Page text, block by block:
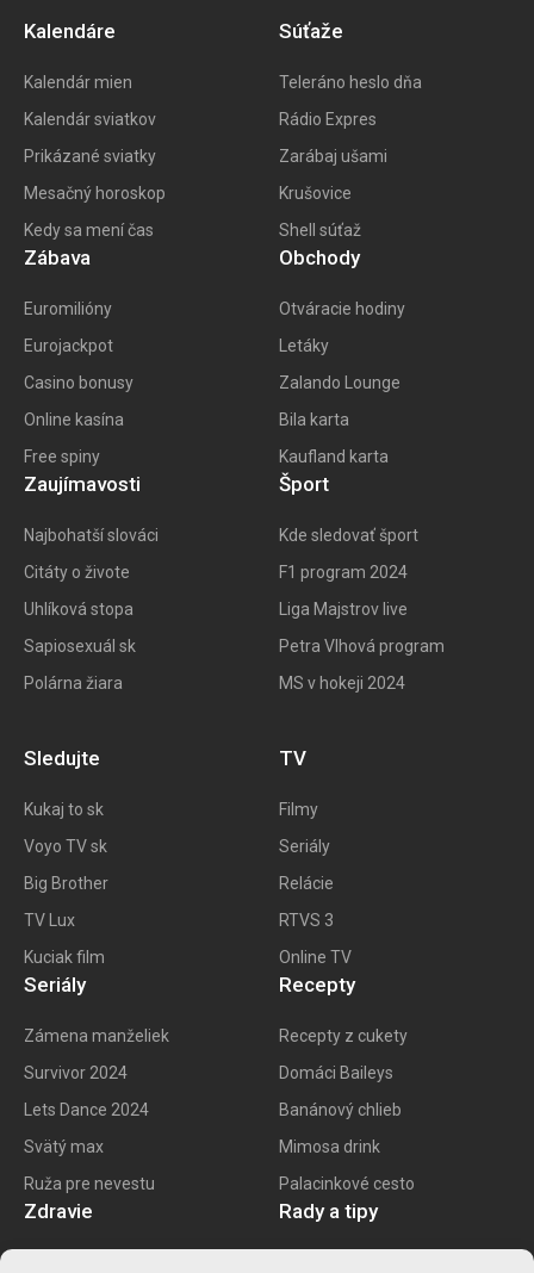
Kalendáre
Kalendár mien
Kalendár sviatkov
Prikázané sviatky
Mesačný horoskop
Kedy sa mení čas
Súťaže
Teleráno heslo dňa
Rádio Expres
Zarábaj ušami
Krušovice
Shell súťaž
Zábava
Euromilióny
Eurojackpot
Casino bonusy
Online kasína
Free spiny
Obchody
Otváracie hodiny
Letáky
Zalando Lounge
Bila karta
Kaufland karta
Zaujímavosti
Najbohatší slováci
Citáty o živote
Uhlíková stopa
Sapiosexuál sk
Polárna žiara
Šport
Kde sledovať šport
F1 program 2024
Liga Majstrov live
Petra Vlhová program
MS v hokeji 2024
Sledujte
Kukaj to sk
Voyo TV sk
Big Brother
TV Lux
Kuciak film
TV
Filmy
Seriály
Relácie
RTVS 3
Online TV
Seriály
Zámena manželiek
Survivor 2024
Lets Dance 2024
Svätý max
Ruža pre nevestu
Recepty
Recepty z cukety
Domáci Baileys
Banánový chlieb
Mimosa drink
Palacinkové cesto
Zdravie Rady a tipy